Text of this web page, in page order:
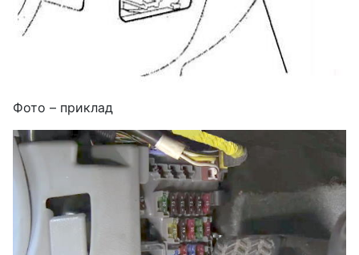
Фото – приклад